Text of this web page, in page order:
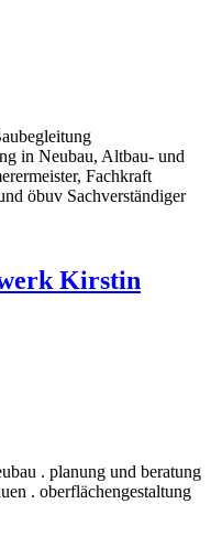
in Neubau, Altbau- und
Fachkraft
öbuv Sachverständiger
Kirstin
. planung und beratung
. oberflächengestaltung